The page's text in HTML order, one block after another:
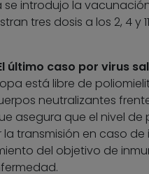
se introdujo la
tres dosis a los 2, 4
último caso por virus
está libre de
neutralizantes
asegura que el nivel de
transmisión en caso
del objetivo de